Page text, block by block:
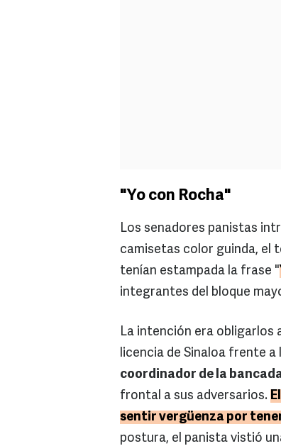
"Yo con Rocha"
Los senadores panistas
camisetas color guinda, el
tenían estampada la frase "
integrantes del bloque
La intención era obligarlos
licencia de Sinaloa frente
coordinador de la
frontal a sus adversarios.
sentir vergüenza por
postura, el panista vistió